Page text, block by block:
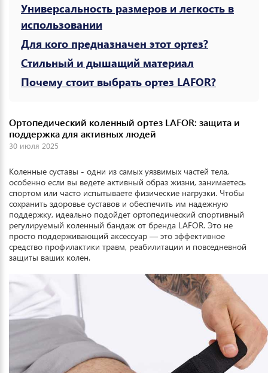
Универсальность размеров и легкость в
использовании
Для кого предназначен этот ортез?
Стильный и дышащий материал
Почему стоит выбрать ортез LAFOR?
Ортопедический коленный ортез LAFOR: защита и
поддержка для активных людей
30 июля 2025
Коленные суставы - одни из самых уязвимых частей тела,
особенно если вы ведете активный образ жизни, занимаетесь
спортом или часто испытываете физические нагрузки. Чтобы
сохранить здоровье суставов и обеспечить им надежную
поддержку, идеально подойдет ортопедический спортивный
регулируемый коленный бандаж от бренда LAFOR. Это не
просто поддерживающий аксессуар — это эффективное
средство профилактики травм, реабилитации и повседневной
защиты ваших колен.